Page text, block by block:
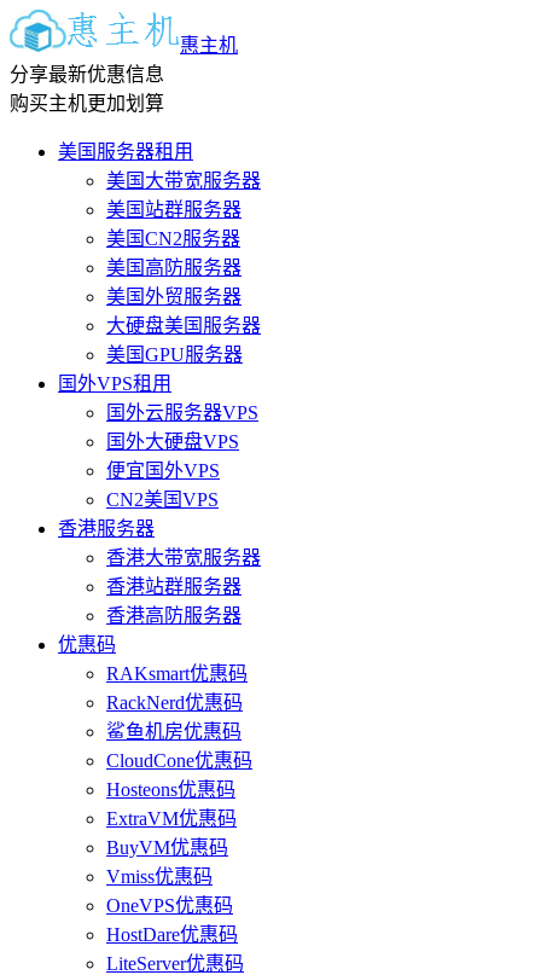
惠主机
分享最新优惠信息
购买主机更加划算
美国服务器租用
美国大带宽服务器
美国站群服务器
美国CN2服务器
美国高防服务器
美国外贸服务器
大硬盘美国服务器
美国GPU服务器
国外VPS租用
国外云服务器VPS
国外大硬盘VPS
便宜国外VPS
CN2美国VPS
香港服务器
香港大带宽服务器
香港站群服务器
香港高防服务器
优惠码
RAKsmart优惠码
RackNerd优惠码
鲨鱼机房优惠码
CloudCone优惠码
Hosteons优惠码
ExtraVM优惠码
BuyVM优惠码
Vmiss优惠码
OneVPS优惠码
HostDare优惠码
LiteServer优惠码